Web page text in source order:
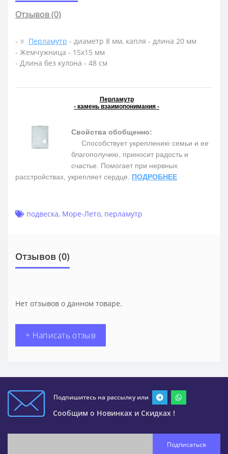
Отзывов (0)
- Перламутр - диаметр 8 мм, капля - длина 20 мм
- Жемчужница - 15х15 мм
- Длина без кулона - 48 см
Перламутр
- камень взаимопонимания -
Свойства обобщенно:
Способствует укреплению семьи и ее
благополучию, приносит радость и
счастье. Помогает при нервных
расстройствах, укрепляет сердце. ПОДРОБНЕЕ
подвеска, Море-Лето, перламутр
Отзывов (0)
Нет отзывов о данном товаре.
+ Написать отзыв
Подпишитесь на рассылку или
Сообщим о Новинках и Скидках !
Подписаться